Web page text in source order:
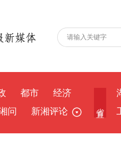
都市
经济
问 新湘评论